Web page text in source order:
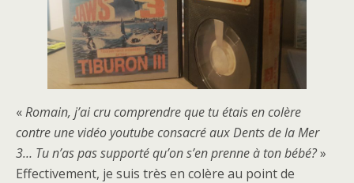
«Romain, j’ai cru comprendre que tu étais en colère
contre une vidéo youtube consacré aux Dents de la Mer
3… Tu n’as pas supporté qu’on s’en prenne à ton bébé?»
Effectivement, je suis très en colère au point de